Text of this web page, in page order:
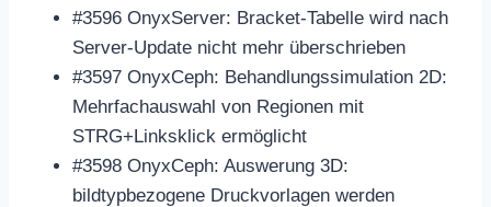
#3596 OnyxServer: Bracket-Tabelle wird nach
Server-Update nicht mehr überschrieben
#3597 OnyxCeph: Behandlungssimulation 2D:
Mehrfachauswahl von Regionen mit
STRG+Linksklick ermöglicht
#3598 OnyxCeph: Auswerung 3D:
bildtypbezogene Druckvorlagen werden